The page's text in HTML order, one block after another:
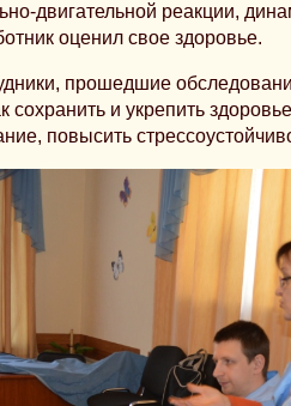
двигательной реакции,
оценил свое здоровье.
прошедшие
сохранить и укрепить
повысить